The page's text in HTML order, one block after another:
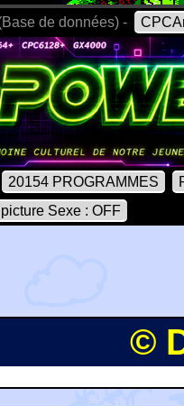
de données) -
20154 PROGRAMMES
Sexe : OFF
©